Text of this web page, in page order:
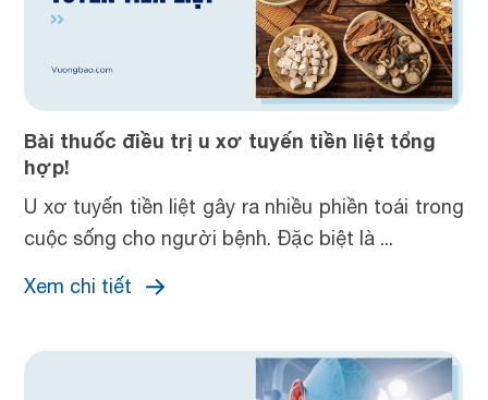
Bài thuốc điều trị u xơ tuyến tiền liệt tổng
hợp!
U xơ tuyến tiền liệt gây ra nhiều phiền toái trong
cuộc sống cho người bệnh. Đặc biệt là ...
Xem chi tiết